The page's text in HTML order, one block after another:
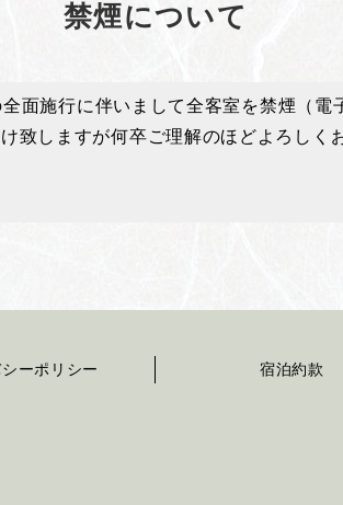
禁煙について
面施行に伴いまして全客室を禁煙（電
致しますが何卒ご理解のほどよろしく
ーポリシー 宿泊約款